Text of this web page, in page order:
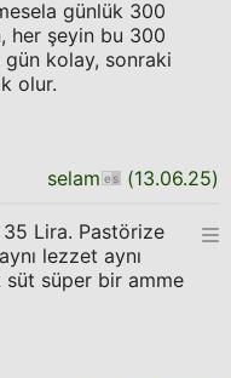
günlük 300
her şeyin bu 300
kolay, sonraki
olur.
selam (13.06.25)
Lira. Pastörize
lezzet aynı
süper bir amme